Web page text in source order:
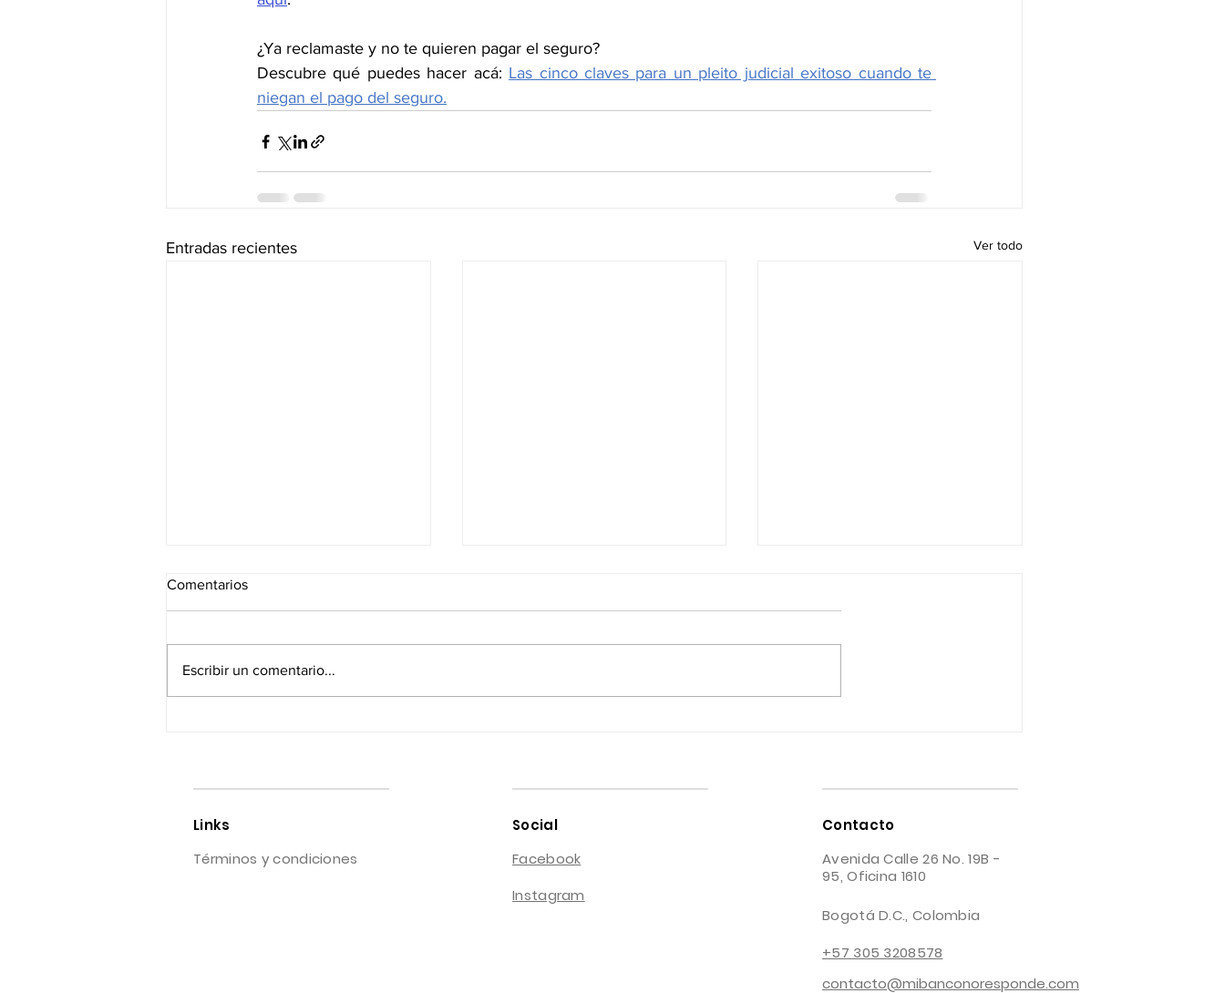
¿Ya reclamaste y no te quieren pagar el seguro?
Descubre qué puedes hacer acá: Las cinco claves para un pleito judicial exitoso cuando te
niegan el pago del seguro.
Entradas recientes Ver todo
Comentarios
Escribir un comentario...
Links
Términos y condiciones
Social
Facebook
Contacto
Avenida Calle 26 No. 19B -
95, Oficina 1610
Instagram
Bogotá D.C., Colombia
+57 305 3208578
contacto@mibanconoresponde.com